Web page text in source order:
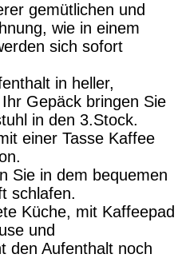
gemütlichen und
wie in einem
sich sofort
in heller,
Gepäck bringen Sie
in den 3.Stock.
einer Tasse Kaffee
Sie in dem bequemen
schlafen.
Küche, mit Kaffeepad
und
den Aufenthalt noch